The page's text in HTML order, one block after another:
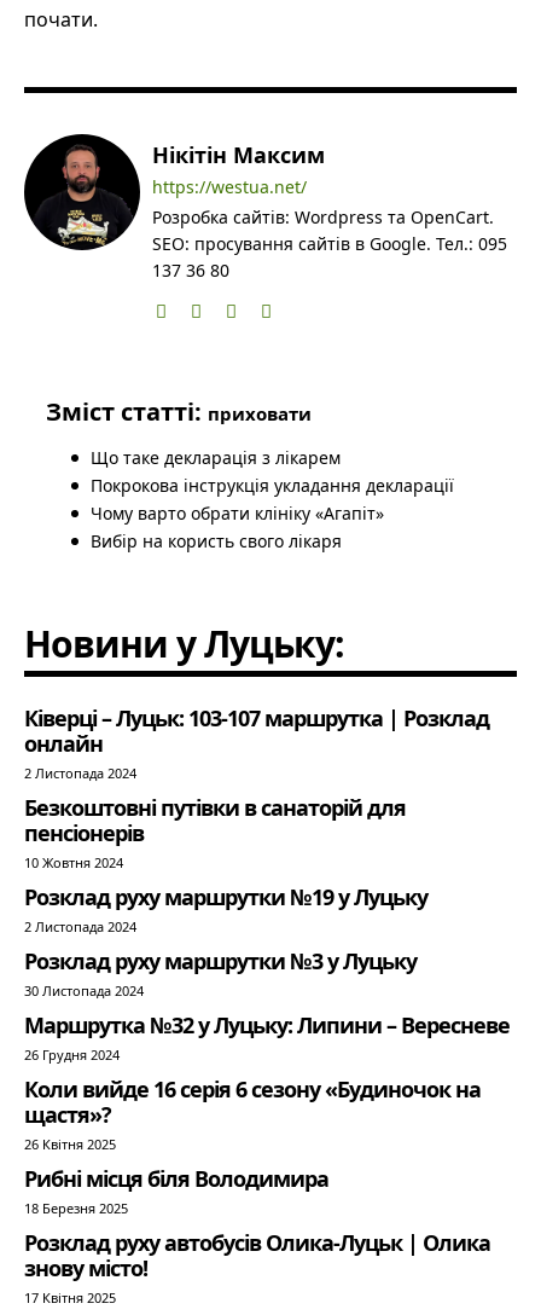
почати.
Нікітін Максим
https://westua.net/
Розробка сайтів: Wordpress та OpenCart.
SEO: просування сайтів в Google. Тел.: 095
137 36 80
Зміст статті: приховати
Що таке декларація з лікарем
Покрокова інструкція укладання декларації
Чому варто обрати клініку «Агапіт»
Вибір на користь свого лікаря
Новини у Луцьку:
Ківерці – Луцьк: 103-107 маршрутка | Розклад
онлайн
2 Листопада 2024
Безкоштовні путівки в санаторій для
пенсіонерів
10 Жовтня 2024
Розклад руху маршрутки №19 у Луцьку
2 Листопада 2024
Розклад руху маршрутки №3 у Луцьку
30 Листопада 2024
Маршрутка №32 у Луцьку: Липини – Вересневе
26 Грудня 2024
Коли вийде 16 серія 6 сезону «Будиночок на
щастя»?
26 Квітня 2025
Рибні місця біля Володимира
18 Березня 2025
Розклад руху автобусів Олика-Луцьк | Олика
знову місто!
17 Квітня 2025